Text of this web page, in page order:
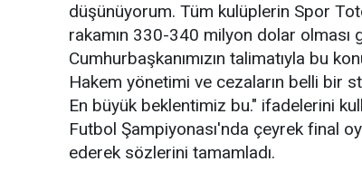
düşünüyorum. Tüm kulüplerin Spor
rakamın 330-340 milyon dolar olması
Cumhurbaşkanımızın talimatıyla bu
Hakem yönetimi ve cezaların belli bir
En büyük beklentimiz bu." ifadelerini
Futbol Şampiyonası'nda çeyrek final
ederek sözlerini tamamladı.